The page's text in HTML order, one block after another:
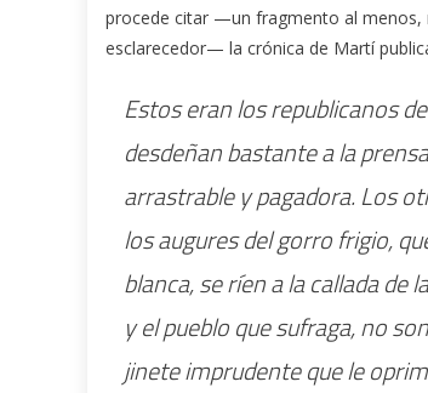
procede citar —un fragmento al menos,
esclarecedor— la crónica de Martí
Estos eran los republicanos
desdeñan bastante a la
arrastrable y pagadora. Los
los augures del gorro frigio,
blanca, se ríen a la callada de
y el pueblo que sufraga, no
jinete imprudente que le